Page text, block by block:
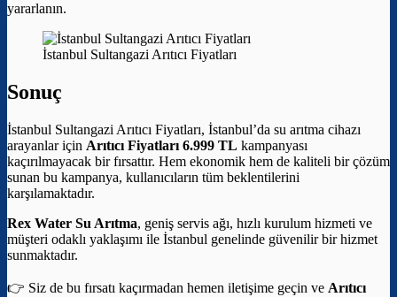
yararlanın.
İstanbul Sultangazi Arıtıcı Fiyatları
Sonuç
İstanbul Sultangazi Arıtıcı Fiyatları, İstanbul’da su arıtma cihazı
arayanlar için Arıtıcı Fiyatları 6.999 TL kampanyası
kaçırılmayacak bir fırsattır. Hem ekonomik hem de kaliteli bir çözüm
sunan bu kampanya, kullanıcıların tüm beklentilerini
karşılamaktadır.
Rex Water Su Arıtma, geniş servis ağı, hızlı kurulum hizmeti ve
müşteri odaklı yaklaşımı ile İstanbul genelinde güvenilir bir hizmet
sunmaktadır.
👉 Siz de bu fırsatı kaçırmadan hemen iletişime geçin ve Arıtıcı